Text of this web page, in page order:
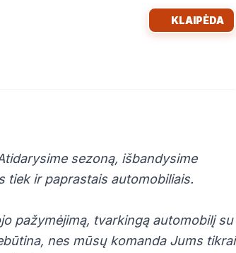
KLAIPĖDA
sezoną, išbandysime
tiek ir paprastais automobiliais.
pažymėjimą, tvarkingą automobilį su
nes mūsų komanda Jums tikrai